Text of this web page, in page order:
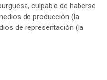
culpable de haberse
de producción (la
de representación (la